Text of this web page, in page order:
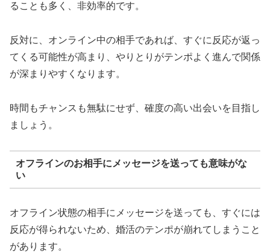
ることも多く、非効率的です。
反対に、オンライン中の相手であれば、すぐに反応が返っ
てくる可能性が高まり、やりとりがテンポよく進んで関係
が深まりやすくなります。
時間もチャンスも無駄にせず、確度の高い出会いを目指し
ましょう。
オフラインのお相手にメッセージを送っても意味がな
い
オフライン状態の相手にメッセージを送っても、すぐには
反応が得られないため、婚活のテンポが崩れてしまうこと
があります。